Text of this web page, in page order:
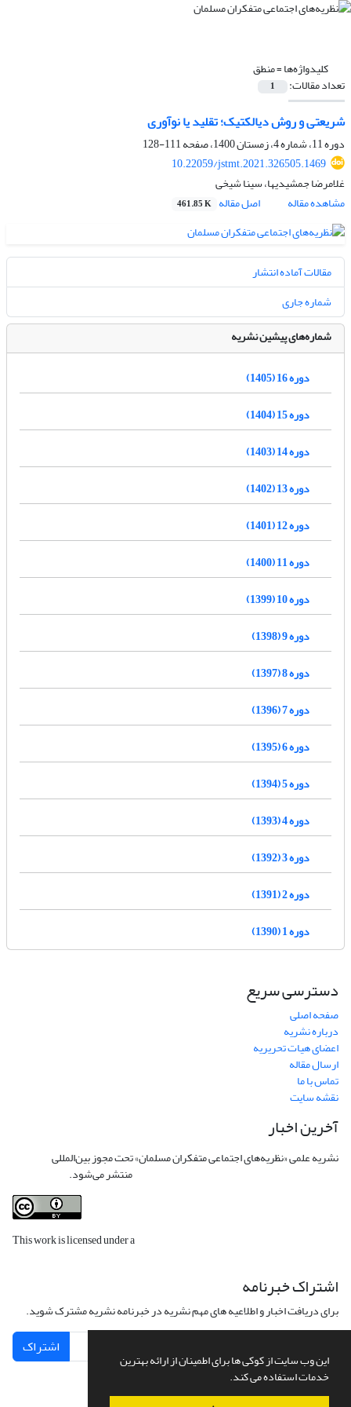
این وب سایت از کوکی ها برای اطمینان از ارائه بهترین
خدمات استفاده می کند.
کلیدواژه‌ها =منطق
تعداد مقالات: 1
شریعتی و روش دیالکتیک؛ تقلید یا نوآوری
دوره 11، شماره 4، زمستان 1400، صفحه
111-128
10.22059/jstmt.2021.326505.1469
غلامرضا جمشیدیها، سینا شیخی
مشاهده مقاله
اصل مقاله 461.85 K
مقالات آماده انتشار
شماره جاری
شماره‌های پیشین نشریه
دوره 16 (1405)
دوره 15 (1404)
دوره 14 (1403)
دوره 13 (1402)
دوره 12 (1401)
دوره 11 (1400)
دوره 10 (1399)
دوره 9 (1398)
دوره 8 (1397)
دوره 7 (1396)
دوره 6 (1395)
دوره 5 (1394)
دوره 4 (1393)
دوره 3 (1392)
دوره 2 (1391)
دوره 1 (1390)
دسترسی سریع
صفحه اصلی
درباره نشریه
اعضای هیات تحریریه
ارسال مقاله
تماس با ما
نقشه سایت
آخرین اخبار
نشریه علمی «نظریه‌های اجتماعی متفکران مسلمان» تحت مجوز بین‌المللی
منتشر می‌شود.
This work is licensed under a
اشتراک خبرنامه
برای دریافت اخبار و اطلاعیه های مهم نشریه در خبرنامه نشریه مشترک شوید.
اشتراک